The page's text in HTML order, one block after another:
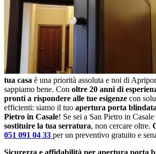
tua casa è una priorità assoluta e noi di
sappiamo bene. Con oltre 20 anni di
pronti a rispondere alle tue esigenze con
efficienti: siamo il tuo apertura porta
Pietro in Casale! Se sei a San Pietro in
sostituire la tua serratura, non cercare oltre.
051 091 04 33 per un preventivo gratuito e
Sicurezza e affidabilità per apertura porta